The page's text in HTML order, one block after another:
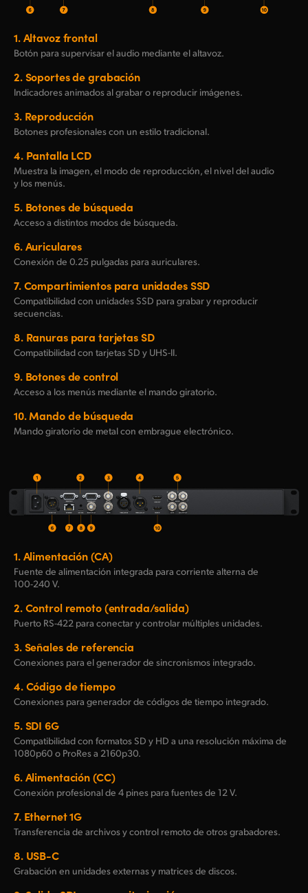
1.Altavoz frontal
Botón para supervisar el audio mediante el altavoz.
2.Soportes de grabación
Indicadores animados al grabar o reproducir imágenes.
3.Reproducción
Botones profesionales con un estilo tradicional.
4.Pantalla LCD
Muestra la imagen, el modo de reproducción, el nivel del audio
y los menús.
5.Botones de búsqueda
Acceso a distintos modos de búsqueda.
6.Auriculares
Conexión de 0.25 pulgadas para auriculares.
7.Compartimientos para unidades SSD
Compatibilidad con unidades SSD para grabar y reproducir
secuencias.
8.Ranuras para tarjetas SD
Compatibilidad con tarjetas SD y UHS-II.
9.Botones de control
Acceso a los menús mediante el mando giratorio.
10.Mando de búsqueda
Mando giratorio de metal con embrague electrónico.
1.Alimentación (CA)
Fuente de alimentación integrada para corriente alterna de
100-240 V.
2.Control remoto (entrada/salida)
Puerto RS-422 para conectar y controlar múltiples unidades.
3.Señales de referencia
Conexiones para el generador de sincronismos integrado.
4.Código de tiempo
Conexiones para generador de códigos de tiempo integrado.
5.SDI 6G
Compatibilidad con formatos SD y HD a una resolución máxima de
1080p60 o ProRes a 2160p30.
6.Alimentación (CC)
Conexión profesional de 4 pines para fuentes de 12 V.
7.Ethernet 1G
Transferencia de archivos y control remoto de otros grabadores.
8.USB-C
Grabación en unidades externas y matrices de discos.